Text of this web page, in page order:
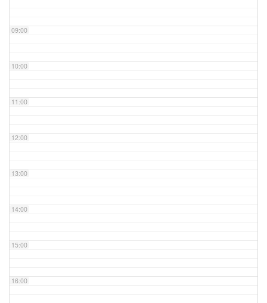
09:00
10:00
11:00
12:00
13:00
14:00
15:00
16:00